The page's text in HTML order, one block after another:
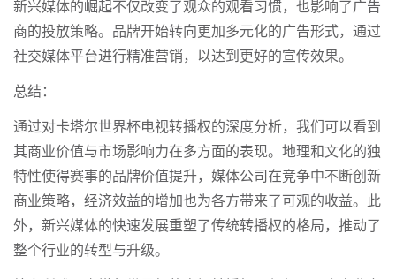
新兴媒体的崛起不仅改变了观众的观看习惯，也影响了广告
商的投放策略。品牌开始转向更加多元化的广告形式，通过
社交媒体平台进行精准营销，以达到更好的宣传效果。
总结：
通过对卡塔尔世界杯电视转播权的深度分析，我们可以看到
其商业价值与市场影响力在多方面的表现。地理和文化的独
特性使得赛事的品牌价值提升，媒体公司在竞争中不断创新
商业策略，经济效益的增加也为各方带来了可观的收益。此
外，新兴媒体的快速发展重塑了传统转播权的格局，推动了
整个行业的转型与升级。